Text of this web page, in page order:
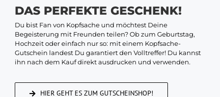
DAS PERFEKTE GESCHENK!
Du bist Fan von Kopfsache und möchtest Deine
Begeisterung mit Freunden teilen? Ob zum Geburtstag,
Hochzeit oder einfach nur so: mit einem Kopfsache-
Gutschein landest Du garantiert den Volltreffer! Du kannst
ihn nach dem Kauf direkt ausdrucken und verwenden.
HIER GEHT ES ZUM GUTSCHEINSHOP!